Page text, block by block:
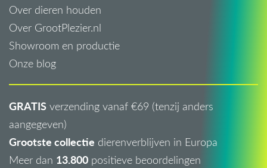
Over dieren houden
Over GrootPlezier.nl
Showroom en productie
Onze blog
GRATIS verzending vanaf €69 (tenzij anders
aangegeven)
Grootste collectie dierenverblijven in Europa
Meer dan 13.800 positieve beoordelingen